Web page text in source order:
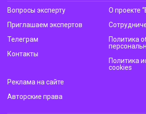
Вопросы эксперту
Приглашаем экспертов
Телеграм
Контакты
О проекте
Политика
Политика
cookies
Реклама на сайте
Авторские права